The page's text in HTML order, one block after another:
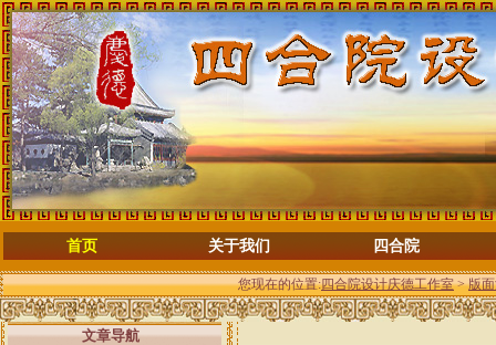
首页 关于我们 四合院
您现在的位置:四合院设计庆德工作室>版
文章导航